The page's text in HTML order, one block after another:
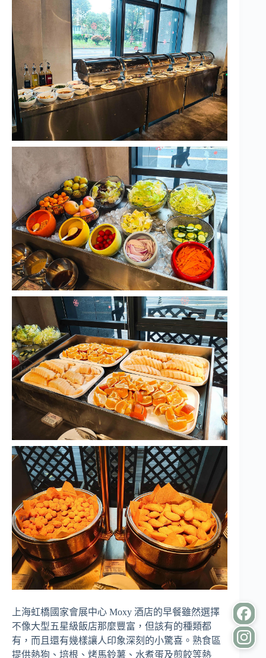
上海虹橋國家會展中心 Moxy 酒店的早餐雖然選擇
不像大型五星級飯店那麼豐富，但該有的種類都
有，而且還有幾樣讓人印象深刻的小驚喜。熟食區
提供熱狗、培根、烤馬鈴薯、水煮蛋及煎餃等熱